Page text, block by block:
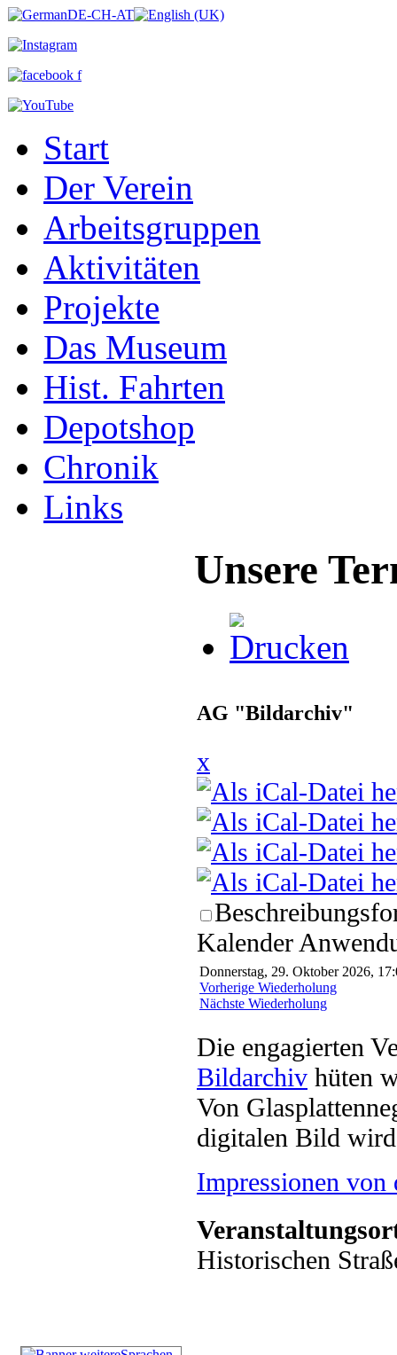
Start
Der Verein
Arbeitsgruppen
Aktivitäten
Projekte
Das Museum
Hist. Fahrten
Depotshop
Chronik
Links
Unsere
AG "Bildarchiv"
x
Kalender
Donnerstag, 29. Oktober 2026,
Vorherige Wiederholung
Nächste Wiederholung
Die engagierten
Bildarchiv hüten
Von
digitalen Bild
Impressionen von
Historischen